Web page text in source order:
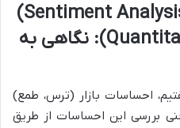
ج) تحلیل سنتیمنت (Sentiment Analysis)
و کمی (Quantitative Analysis): نگاهی به
احساسات بازار (ترس، طمع)
بررسی این احساسات از طریق